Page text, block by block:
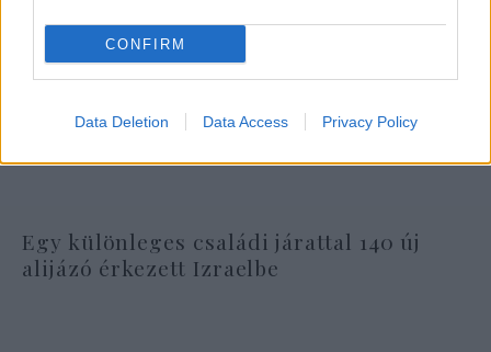
CONFIRM
Data Deletion Data Access Privacy Policy
Egy különleges családi járattal 140 új
alijázó érkezett Izraelbe